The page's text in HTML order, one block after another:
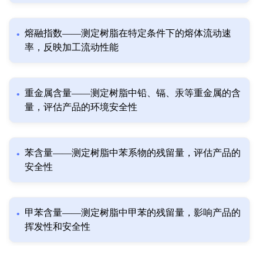
熔融指数——测定树脂在特定条件下的熔体流动速
率，反映加工流动性能
重金属含量——测定树脂中铅、镉、汞等重金属的含
量，评估产品的环境安全性
苯含量——测定树脂中苯系物的残留量，评估产品的
安全性
甲苯含量——测定树脂中甲苯的残留量，影响产品的
挥发性和安全性